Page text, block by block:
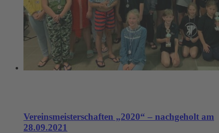
Vereinsmeisterschaften „2020“ – nachgeholt am
28.09.2021